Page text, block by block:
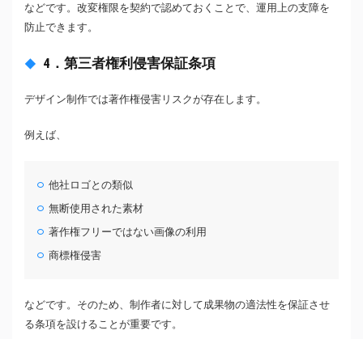
などです。改変権限を契約で認めておくことで、運用上の支障を
防止できます。
4．第三者権利侵害保証条項
デザイン制作では著作権侵害リスクが存在します。
例えば、
他社ロゴとの類似
無断使用された素材
著作権フリーではない画像の利用
商標権侵害
などです。そのため、制作者に対して成果物の適法性を保証させ
る条項を設けることが重要です。